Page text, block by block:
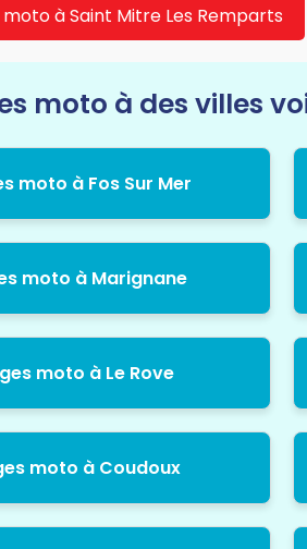
à Saint Mitre Les Remparts
moto à des villes
moto à Fos Sur Mer
moto à Marignane
moto à Le Rove
moto à Coudoux